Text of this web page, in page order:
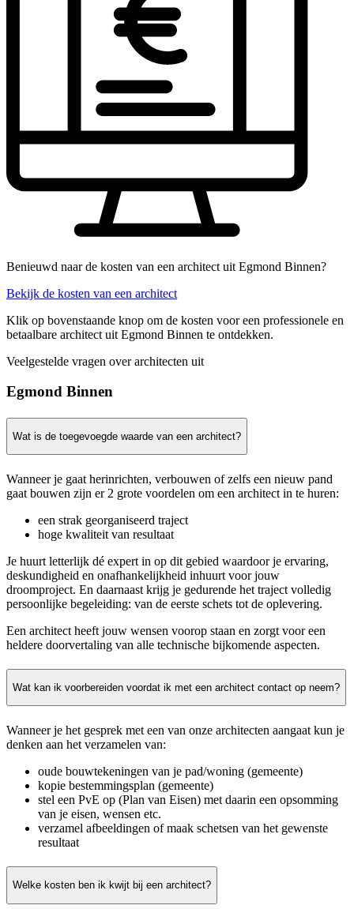
Benieuwd naar de kosten van een architect uit Egmond Binnen?
Bekijk de kosten van een architect
Klik op bovenstaande knop om de kosten voor een professionele en
betaalbare architect uit Egmond Binnen te ontdekken.
Veelgestelde vragen over architecten uit
Egmond Binnen
Wat is de toegevoegde waarde van een architect?
Wanneer je gaat herinrichten, verbouwen of zelfs een nieuw pand
gaat bouwen zijn er 2 grote voordelen om een architect in te huren:
een strak georganiseerd traject
hoge kwaliteit van resultaat
Je huurt letterlijk dé expert in op dit gebied waardoor je ervaring,
deskundigheid en onafhankelijkheid inhuurt voor jouw
droomproject. En daarnaast krijg je gedurende het traject volledig
persoonlijke begeleiding: van de eerste schets tot de oplevering.
Een architect heeft jouw wensen voorop staan en zorgt voor een
heldere doorvertaling van alle technische bijkomende aspecten.
Wat kan ik voorbereiden voordat ik met een architect contact op neem?
Wanneer je het gesprek met een van onze architecten aangaat kun je
denken aan het verzamelen van:
oude bouwtekeningen van je pad/woning (gemeente)
kopie bestemmingsplan (gemeente)
stel een PvE op (Plan van Eisen) met daarin een opsomming
van je eisen, wensen etc.
verzamel afbeeldingen of maak schetsen van het gewenste
resultaat
Welke kosten ben ik kwijt bij een architect?